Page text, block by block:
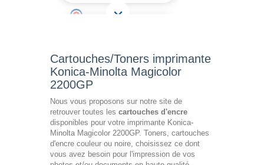
Cartouches/Toners imprimante
Konica-Minolta Magicolor
2200GP
Nous vous proposons sur notre site de
retrouver toutes les cartouches d'encre
disponibles pour votre imprimante Konica-
Minolta Magicolor 2200GP. Toners, cartouches
d'encre couleur ou noire, choisissez ce dont
vous avez besoin pour l'impression de vos